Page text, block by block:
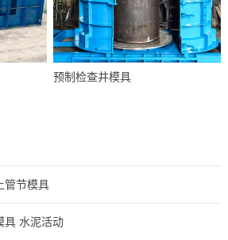
预制检查井模具
管节模具
具 水泥活动